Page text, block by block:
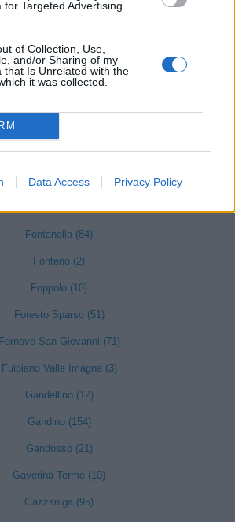
Targeted Advertising.
of Collection, Use,
and/or Sharing of my
that Is Unrelated with the
it was collected.
Data Access Privacy Policy
Endine Gaiano (94)
Entratico (29)
Olivana con Sola (27)
Filago (50)
Fino del Monte (14)
Fontanella (84)
Fonteno (2)
Foppolo (10)
Foresto Sparso (51)
Fornovo San Giovanni (71)
Fuipiano Valle Imagna (3)
Gandellino (12)
Gandino (154)
Gandosso (21)
Gaverina Terme (10)
Gazzaniga (95)